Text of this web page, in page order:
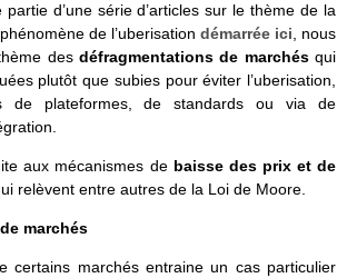
d’une série d’articles sur le thème de la
de l’uberisation démarrée ici , nous
des défragmentations de marchés qui
plutôt que subies pour éviter l’uberisation,
de plateformes, de standards ou via de
aux mécanismes de baisse des prix et de
relèvent entre autres de la Loi de Moore.
marchés
certains marchés entraine un cas particulier